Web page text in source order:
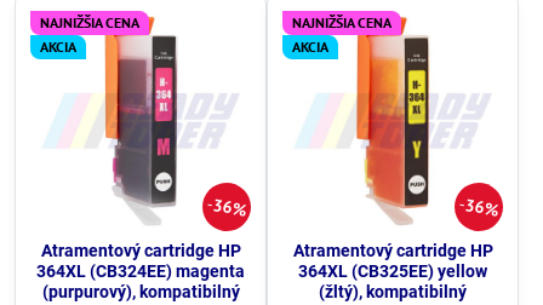
36%
NAJNIŽŠIA CENA
AKCIA
Atramentový cartridge HP
364XL (CB324EE) magenta
(purpurový), kompatibilný
36%
NAJNIŽŠIA CENA
AKCIA
Atramentový cartridge HP
364XL (CB325EE) yellow
(žltý), kompatibilný